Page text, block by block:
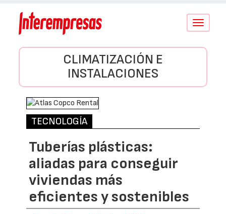
Conmutar
CLIMATIZACIÓN E
INSTALACIONES
TECNOLOGÍA
Tuberías plásticas:
aliadas para conseguir
viviendas más
eficientes y sostenibles